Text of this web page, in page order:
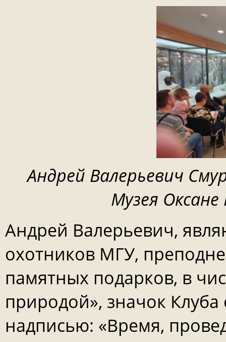
Андрей Валерьевич
Музея Оксане
Андрей Валерьевич,
охотников МГУ,
памятных подарков, в
природой», значок
надписью: «Время,